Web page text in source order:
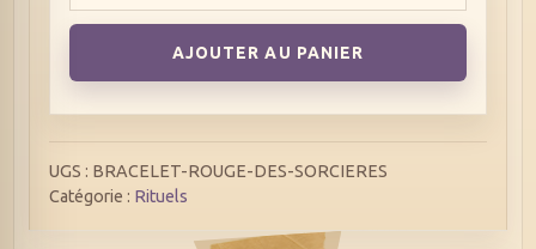
rouge
des
AJOUTER AU PANIER
UGS : BRACELET-ROUGE-DES-SORCIERES
Catégorie : Rituels